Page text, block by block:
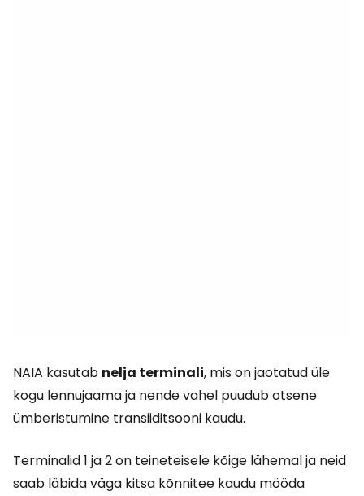
NAIA kasutab nelja terminali, mis on jaotatud üle
kogu lennujaama ja nende vahel puudub otsene
ümberistumine transiiditsooni kaudu.
Terminalid 1 ja 2 on teineteisele kõige lähemal ja neid
saab läbida väga kitsa kõnnitee kaudu mööda